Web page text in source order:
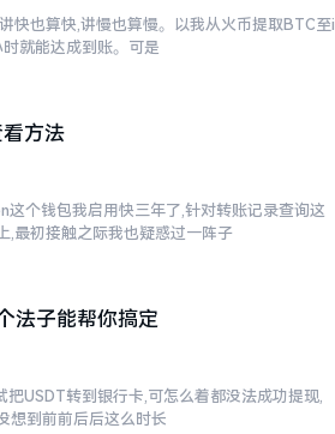
快也算快,讲慢也算慢。以我从火币提取BTC至i
就能达成到账。可是
方法
个钱包我启用快三年了,针对转账记录查询这
,最初接触之际我也疑惑过一阵子
法子能帮你搞定
USDT转到银行卡,可怎么着都没法成功提现,
想到前前后后这么时长